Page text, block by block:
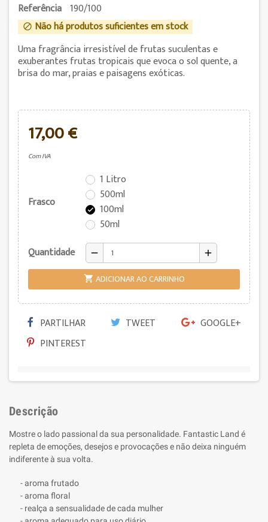
Referência 190/100
 Não há produtos suficientes em stock
Uma fragrância irresistível de frutas suculentas e
exuberantes frutas tropicais que evoca o sol quente, a
brisa do mar, praias e paisagens exóticas.
17,00 €
Com IVA
Frasco
1 Litro
500ml

100ml
50ml
Quantidade
remove add
 ADICIONAR AO CARRINHO
PARTILHAR TWEET
GOOGLE+
PINTEREST
Descrição
Mostre o lado passional da sua personalidade. Fantastic Land é
repleta de emoções, desejos e provocações e não deixa ninguém
indiferente à sua volta.
- aroma frutado
- aroma floral
- realça a sensualidade de cada mulher